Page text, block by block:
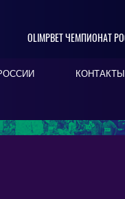
OLIMPBET ЧЕМПИОНАТ
КОНТАКТЫ